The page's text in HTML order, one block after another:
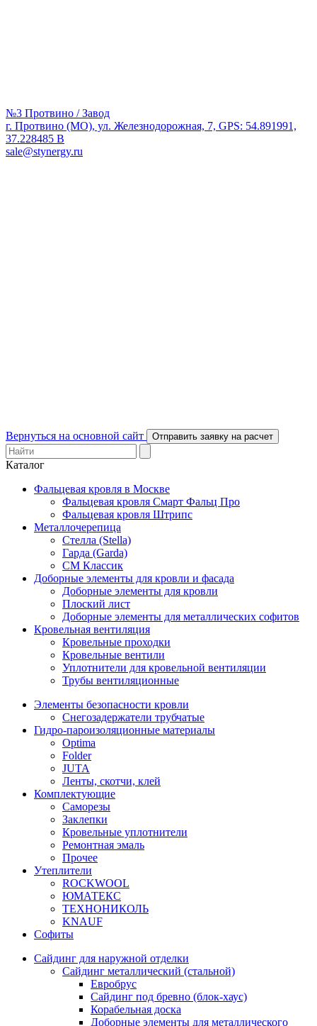
№3 Протвино / Завод
г. Протвино (МО), ул. Железнодорожная, 7, GPS: 54.891991,
37.228485 В
sale@stynergy.ru
Вернуться на основной сайт Отправить заявку на расчет
Каталог
Фальцевая кровля в Москве
Фальцевая кровля Смарт Фальц Про
Фальцевая кровля Штрипс
Металлочерепица
Стелла (Stella)
Гарда (Garda)
СМ Классик
Доборные элементы для кровли и фасада
Доборные элементы для кровли
Плоский лист
Доборные элементы для металлических софитов
Кровельная вентиляция
Кровельные проходки
Кровельные вентили
Уплотнители для кровельной вентиляции
Трубы вентиляционные
Элементы безопасности кровли
Снегозадержатели трубчатые
Гидро-пароизоляционные материалы
Optima
Folder
JUTA
Ленты, скотчи, клей
Комплектующие
Саморезы
Заклепки
Кровельные уплотнители
Ремонтная эмаль
Прочее
Утеплители
ROCKWOOL
ЮМАТЕКС
ТЕХНОНИКОЛЬ
KNAUF
Софиты
Сайдинг для наружной отделки
Сайдинг металлический (стальной)
Евробрус
Сайдинг под бревно (блок-хаус)
Корабельная доска
Доборные элементы для металлического